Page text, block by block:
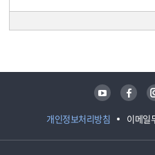
개인정보처리방침 이메일
유튜브 페이스북